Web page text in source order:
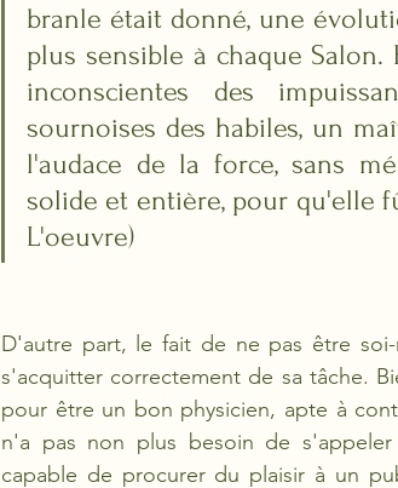
branle était donné, une
plus sensible à chaque
inconscientes des
sournoises des habiles, un
l'audace de la force, sans
solide et entière, pour qu'elle
L'oeuvre)
D'autre part, le fait de ne pas être
s'acquitter correctement de sa tâche.
pour être un bon physicien, apte à
n'a pas non plus besoin de
capable de procurer du plaisir à un